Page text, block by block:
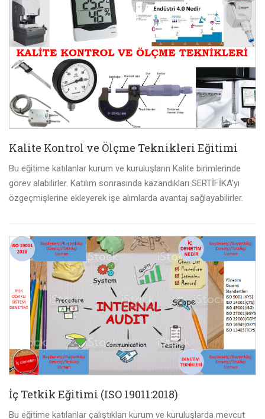
Kalite Kontrol ve Ölçme Teknikleri Eğitimi
Bu eğitime katılanlar kurum ve kuruluşların Kalite birimlerinde
görev alabilirler. Katılım sonrasında kazandıkları SERTİFİKA'yı
özgeçmişlerine ekleyerek işe alımlarda avantaj sağlayabilirler.
İç Tetkik Eğitimi (ISO 19011:2018)
Bu eğitime katılanlar çalıştıkları kurum ve kuruluşlarda mevcut